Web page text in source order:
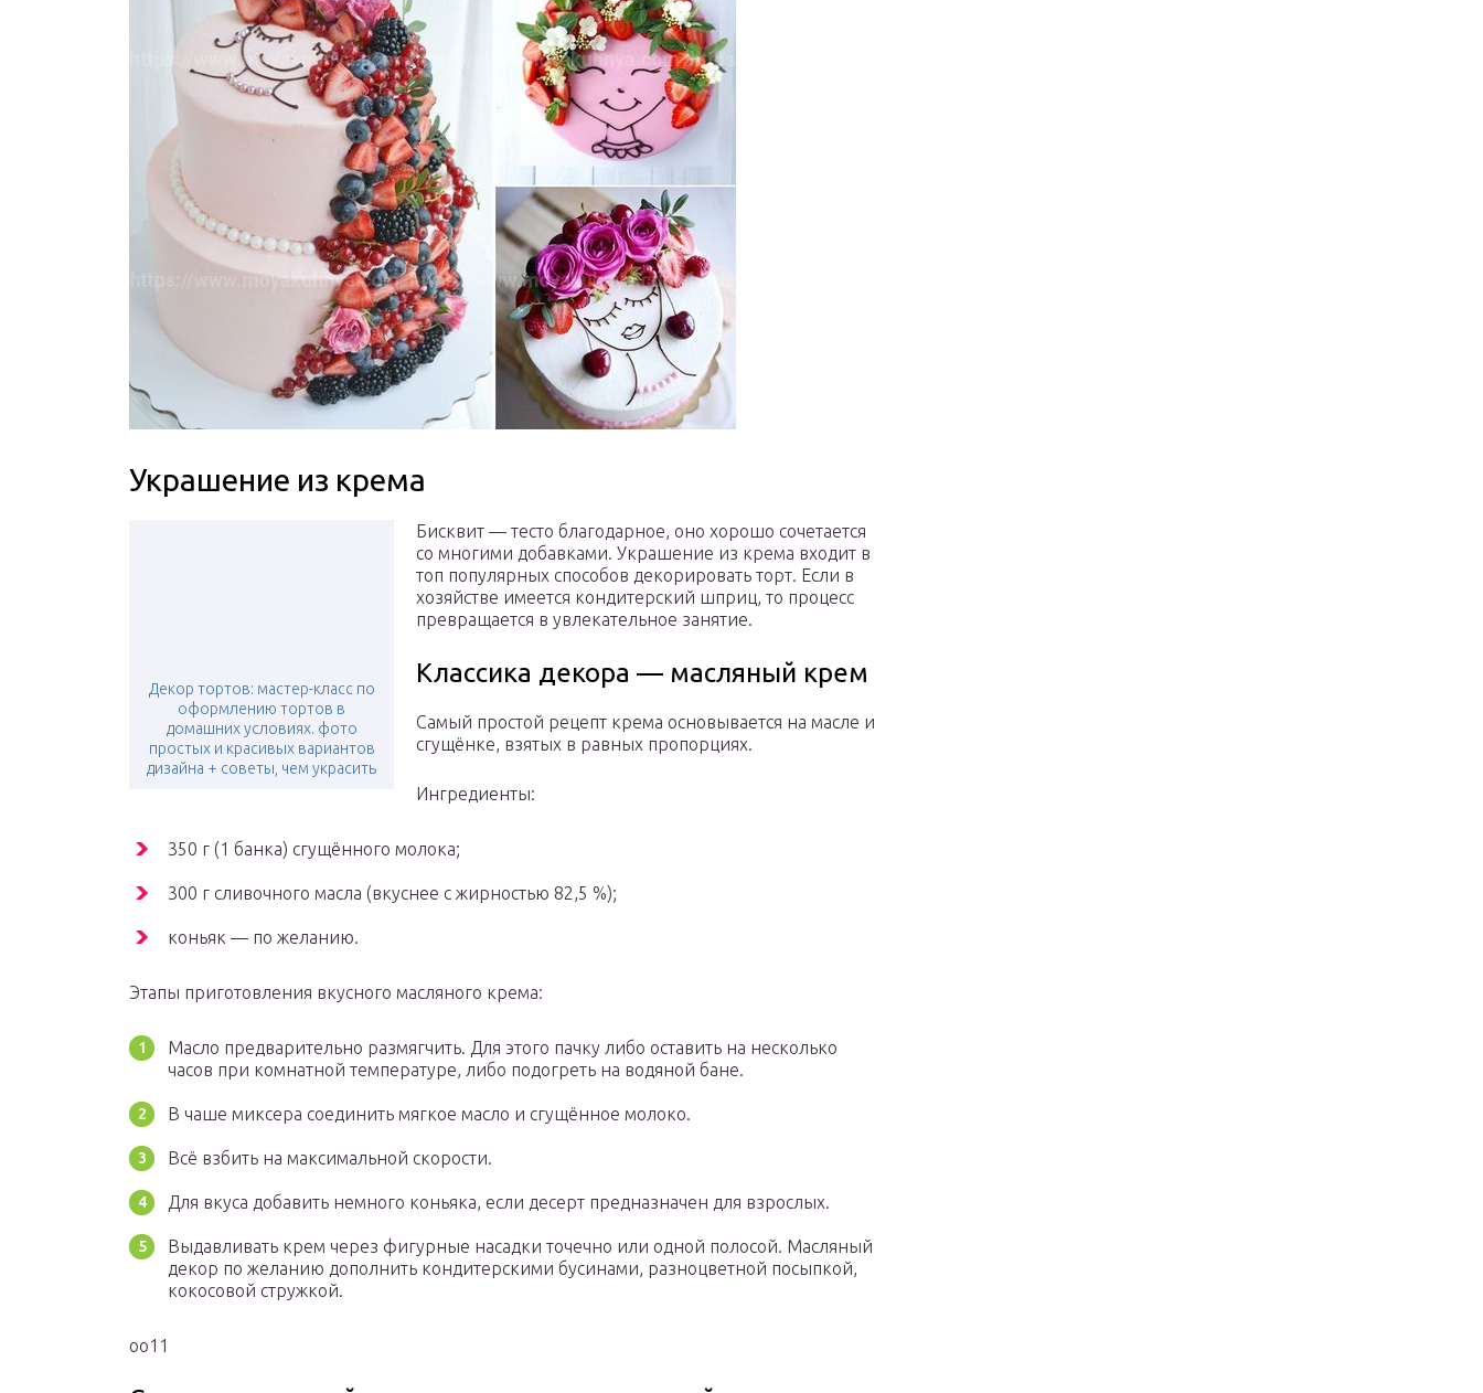
Украшение из крема
Декор тортов: мастер-класс по
оформлению тортов в
домашних условиях. фото
простых и красивых вариантов
дизайна + советы, чем украсить
Бисквит — тесто благодарное, оно хорошо сочетается
со многими добавками. Украшение из крема входит в
топ популярных способов декорировать торт. Если в
хозяйстве имеется кондитерский шприц, то процесс
превращается в увлекательное занятие.
Классика декора — масляный крем
Самый простой рецепт крема основывается на масле и
сгущёнке, взятых в равных пропорциях.
Ингредиенты:
350 г (1 банка) сгущённого молока;
300 г сливочного масла (вкуснее с жирностью 82,5 %);
коньяк — по желанию.
Этапы приготовления вкусного масляного крема:
Масло предварительно размягчить. Для этого пачку либо оставить на несколько
часов при комнатной температуре, либо подогреть на водяной бане.
В чаше миксера соединить мягкое масло и сгущённое молоко.
Всё взбить на максимальной скорости.
Для вкуса добавить немного коньяка, если десерт предназначен для взрослых.
Выдавливать крем через фигурные насадки точечно или одной полосой. Масляный
декор по желанию дополнить кондитерскими бусинами, разноцветной посыпкой,
кокосовой стружкой.
oo11